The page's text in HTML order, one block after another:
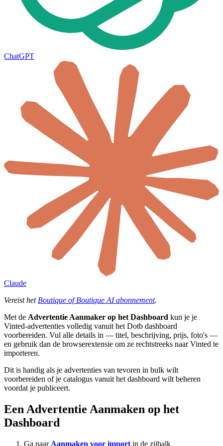
ChatGPT
Claude
Vereist het Boutique of Boutique AI abonnement.
Met de Advertentie Aanmaker op het Dashboard kun je je
Vinted-advertenties volledig vanuit het Dotb dashboard
voorbereiden. Vul alle details in — titel, beschrijving, prijs, foto's —
en gebruik dan de browserextensie om ze rechtstreeks naar Vinted te
importeren.
Dit is handig als je advertenties van tevoren in bulk wilt
voorbereiden of je catalogus vanuit het dashboard wilt beheren
voordat je publiceert.
Een Advertentie Aanmaken op het
Dashboard
Ga naar Aanmaken voor import in de zijbalk